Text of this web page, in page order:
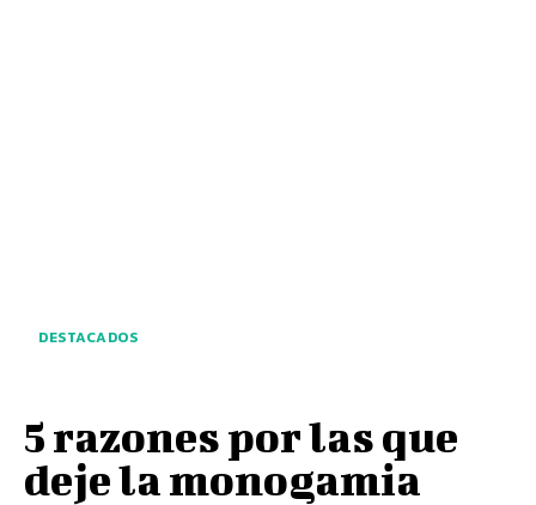
DESTACADOS
5 razones por las que
deje la monogamia